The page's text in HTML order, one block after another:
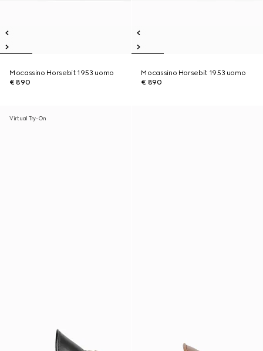
Mocassino Horsebit 1953 uomo
€ 890
Mocassino Horsebit 1953 uomo
€ 890
Virtual Try-On